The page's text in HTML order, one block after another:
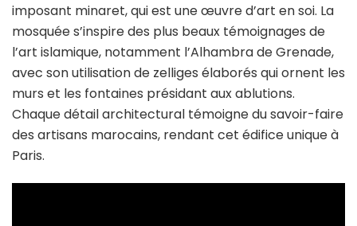
imposant minaret, qui est une œuvre d’art en soi. La
mosquée s’inspire des plus beaux témoignages de
l’art islamique, notamment l’Alhambra de Grenade,
avec son utilisation de zelliges élaborés qui ornent les
murs et les fontaines présidant aux ablutions.
Chaque détail architectural témoigne du savoir-faire
des artisans marocains, rendant cet édifice unique à
Paris.